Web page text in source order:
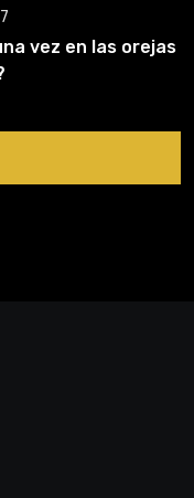
vez en las orejas